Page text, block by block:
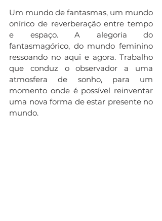
Um mundo de fantasmas, um mundo
onírico de reverberação entre tempo
e espaço. A alegoria do
fantasmagórico, do mundo feminino
ressoando no aqui e agora. Trabalho
que conduz o observador a uma
atmosfera de sonho, para um
momento onde é possível reinventar
uma nova forma de estar presente no
mundo.